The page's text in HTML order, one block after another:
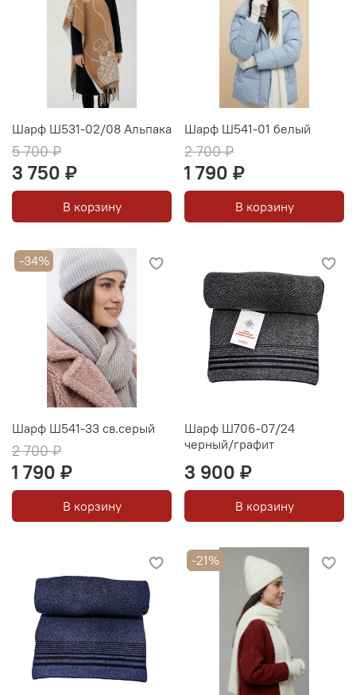
Шарф Ш531-02/08 Альпака
5 700 ₽
3 750 ₽
В корзину
Шарф Ш541-01 белый
2 700 ₽
1 790 ₽
В корзину
-34%
Шарф Ш541-33 св.серый
2 700 ₽
1 790 ₽
В корзину
Шарф Ш706-07/24
черный/графит
3 900 ₽
В корзину
-21%